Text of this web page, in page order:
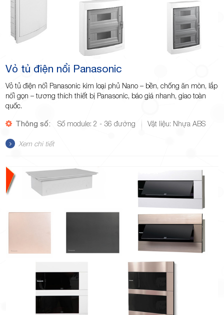
Vỏ tủ điện nổi Panasonic
Vỏ tủ điện nổi Panasonic kim loại phủ Nano – bền, chống ăn mòn, lắp
nổi gọn – tương thích thiết bị Panasonic, báo giá nhanh, giao toàn
quốc.
Thông số: Số module: 2 - 36 đường Vật liệu: Nhựa ABS
Xem chi tiết